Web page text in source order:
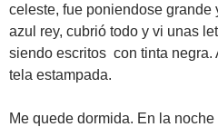
celeste, fue poniendose grande
azul rey, cubrió todo y vi unas
siendo escritos con tinta negra.
tela estampada.
Me quede dormida. En la